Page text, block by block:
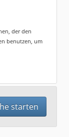
der den
benutzen, um
starten